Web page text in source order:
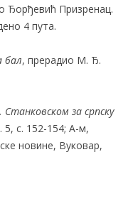
Ђорђевић Призренац.
4 пута.
бал, прерадио М. Ђ.
Станковском за српску
5, с. 152-154; А-м,
новине, Вуковар,